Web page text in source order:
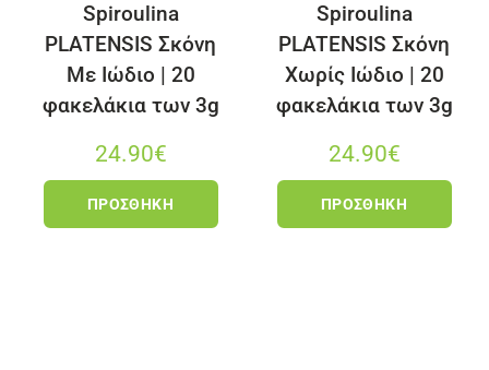
Spiroulina
PLATENSIS Σκόνη
Με Ιώδιο | 20
φακελάκια των 3g
24.90€
ΠΡΟΣΘΉΚΗ
Spiroulina
PLATENSIS Σκόνη
Χωρίς Ιώδιο | 20
φακελάκια των 3g
24.90€
ΠΡΟΣΘΉΚΗ